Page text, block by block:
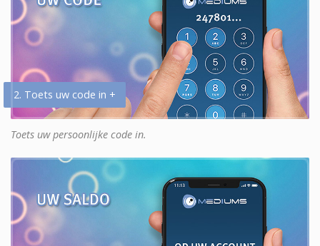
2. Toets uw code in +
Toets uw persoonlijke code in.